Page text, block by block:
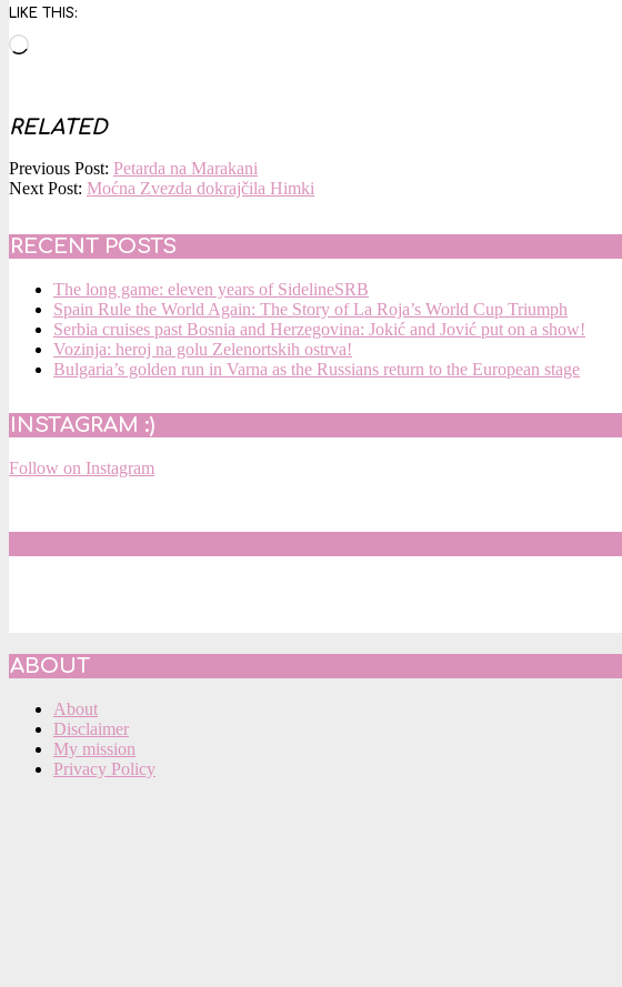
LIKE THIS:
Loading…
RELATED
2015-
12-
Previous Post: Petarda na Marakani
Next Post: Moćna Zvezda dokrajčila Himki
RECENT POSTS
The long game: eleven years of SidelineSRB
Spain Rule the World Again: The Story of La Roja’s World Cup Triumph
Serbia cruises past Bosnia and Herzegovina: Jokić and Jović put on a show!
Vozinja: heroj na golu Zelenortskih ostrva!
Bulgaria’s golden run in Varna as the Russians return to the European stage
INSTAGRAM :)
Follow on Instagram
ABOUT
About
Disclaimer
My mission
Privacy Policy